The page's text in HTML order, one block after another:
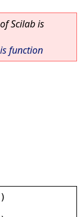
Scilab is
function
)